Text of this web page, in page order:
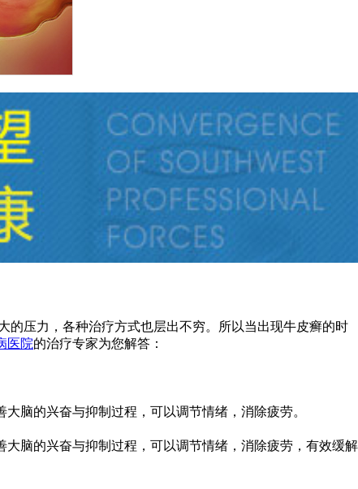
的压力，各种治疗方式也层出不穷。所以当出现牛皮癣的时
医院的治疗专家为您解答：
脑的兴奋与抑制过程，可以调节情绪，消除疲劳。
脑的兴奋与抑制过程，可以调节情绪，消除疲劳，有效缓解